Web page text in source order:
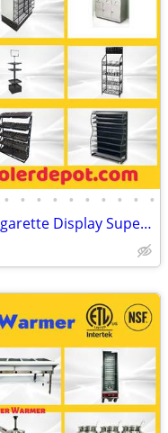
• • • • • • • • • •
Cashier Counter Retail Display Cigarette Display Supermarket Fixtures